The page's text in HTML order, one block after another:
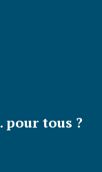
tous ?